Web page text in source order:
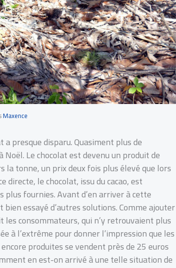
Maxence
presque disparu. Quasiment plus de
Le chocolat est devenu un produit de
la tonne, un prix deux fois plus élevé que lors
directe, le chocolat, issu du cacao, est
plus fournies. Avant d’en arriver à cette
essayé d’autres solutions. Comme ajouter
les consommateurs, qui n’y retrouvaient plus
à l’extrême pour donner l’impression que les
produites se vendent près de 25 euros
en est-on arrivé à une telle situation de